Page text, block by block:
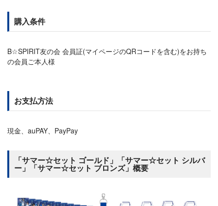
購入条件
B☆SPIRIT友の会 会員証(マイページのQRコードを含む)をお持ち
の会員ご本人様
お支払方法
現金、auPAY、PayPay
「サマー☆セット ゴールド」「サマー☆セット シルバ
ー」「サマー☆セット ブロンズ」概要